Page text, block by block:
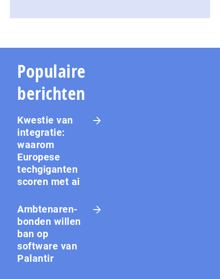
Populaire
berichten
Kwestie van
integratie:
waarom
Europese
techgiganten
scoren met ai
Amb­te­na­ren­
bon­den willen
ban op
software van
Palantir